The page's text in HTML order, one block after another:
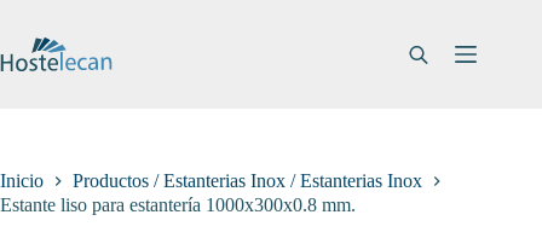
contenido
Inicio
Productos / Estanterias Inox / Estanterias Inox
Estante liso para estantería 1000x300x0.8 mm.